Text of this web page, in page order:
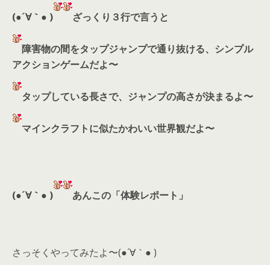
(●´∀｀● ) ざっくり３行で言うと
障害物の間をタップジャンプで通り抜ける、シンプル
アクションゲームだよ〜
タップしている長さで、ジャンプの高さが決まるよ〜
マインクラフトに似たかわいい世界観だよ〜
(●´∀｀● ) あんこの「体験レポート」
さっそくやってみたよ〜(●´∀｀● )